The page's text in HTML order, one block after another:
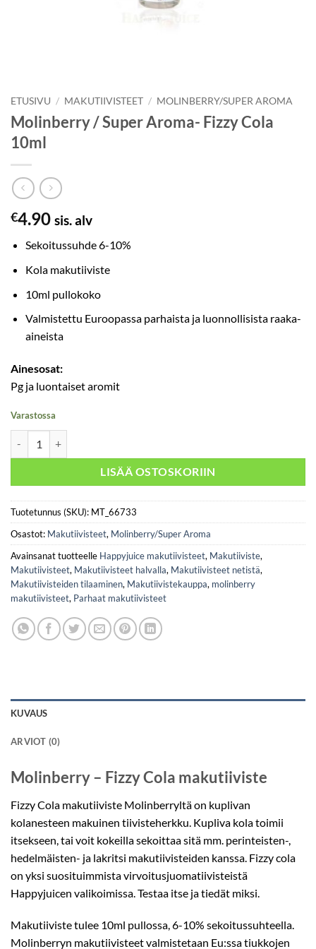
ETUSIVU / MAKUTIIVISTEET / MOLINBERRY/SUPER AROMA
Molinberry / Super Aroma- Fizzy Cola
10ml
€4.90 sis. alv
Sekoitussuhde 6-10%
Kola makutiiviste
10ml pullokoko
Valmistettu Euroopassa parhaista ja luonnollisista raaka-
aineista
Ainesosat:
Pg ja luontaiset aromit
Varastossa
LISÄÄ OSTOSKORIIN
Tuotetunnus (SKU): MT_66733
Osastot: Makutiivisteet, Molinberry/Super Aroma
Avainsanat tuotteelle Happyjuice makutiivisteet, Makutiiviste,
Makutiivisteet, Makutiivisteet halvalla, Makutiivisteet netistä,
Makutiivisteiden tilaaminen, Makutiivistekauppa, molinberry
makutiivisteet, Parhaat makutiivisteet
KUVAUS
ARVIOT (0)
Molinberry – Fizzy Cola makutiiviste
Fizzy Cola makutiiviste Molinberryltä on kuplivan
kolanesteen makuinen tiivisteherkku. Kupliva kola toimii
itsekseen, tai voit kokeilla sekoittaa sitä mm. perinteisten-,
hedelmäisten- ja lakritsi makutiivisteiden kanssa. Fizzy cola
on yksi suosituimmista virvoitusjuomatiivisteistä
Happyjuicen valikoimissa. Testaa itse ja tiedät miksi.
Makutiiviste tulee 10ml pullossa, 6-10% sekoitussuhteella.
Molinberryn makutiivisteet valmistetaan Eu:ssa tiukkojen